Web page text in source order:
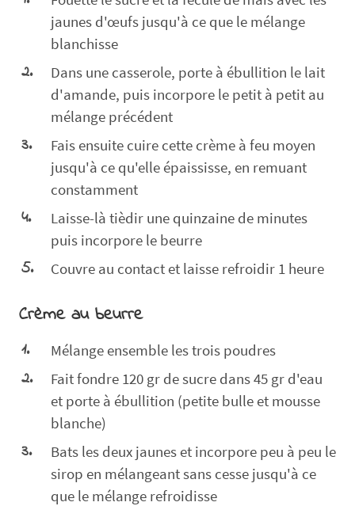
jaunes d'œufs jusqu'à ce que le mélange
blanchisse
Dans une casserole, porte à ébullition le lait
d'amande, puis incorpore le petit à petit au
mélange précédent
Fais ensuite cuire cette crème à feu moyen
jusqu'à ce qu'elle épaississe, en remuant
constamment
Laisse-là tièdir une quinzaine de minutes
puis incorpore le beurre
Couvre au contact et laisse refroidir 1 heure
Crème au beurre
Mélange ensemble les trois poudres
Fait fondre 120 gr de sucre dans 45 gr d'eau
et porte à ébullition (petite bulle et mousse
blanche)
Bats les deux jaunes et incorpore peu à peu le
sirop en mélangeant sans cesse jusqu'à ce
que le mélange refroidisse